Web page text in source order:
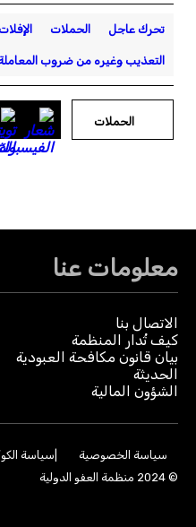
تحرك عاجل الحملات
التعذيب وغيره من ضروب
الحملات
معلومات عنا
الاتصال بنا
كيف تُدار المنظمة
بيان قانون مكافحة العبودية
الحديثة
الشؤون المالية
سياسة الخصوصية سياسة
© 2024 منظمة العفو الدولية